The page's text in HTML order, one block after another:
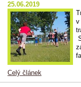
25.06.2019
v
Celý článek